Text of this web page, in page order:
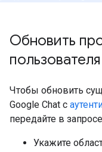
Обновить
пользователя
Чтобы обновить
Google Chat с
передайте в
Укажите